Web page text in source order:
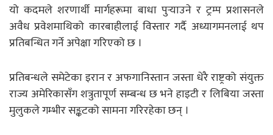
यो कदमले शरणार्थी मार्गहरूमा बाधा पुर्‍याउने र ट्रम्प प्रशासनले
अवैध प्रवेशमाथिको कारबाहीलाई विस्तार गर्दै अध्यागमनलाई थप
प्रतिबन्धित गर्ने अपेक्षा गरिएको छ ।
प्रतिबन्धले समेटेका इरान र अफगानिस्तान जस्ता धेरै राष्ट्रको संयुक्त
राज्य अमेरिकासँग शत्रुतापूर्ण सम्बन्ध छ भने हाइटी र लिबिया जस्ता
मुलुकले गम्भीर सङ्कटको सामना गरिरहेका छन् ।